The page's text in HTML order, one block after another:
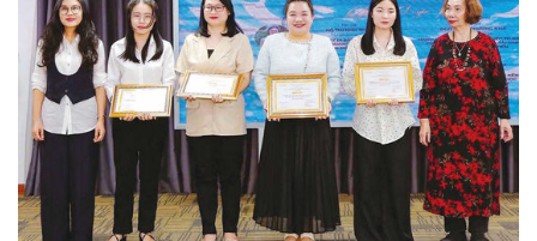
lẽ sẽ còn theo tôi đến hết cuộc đời cầm bút.